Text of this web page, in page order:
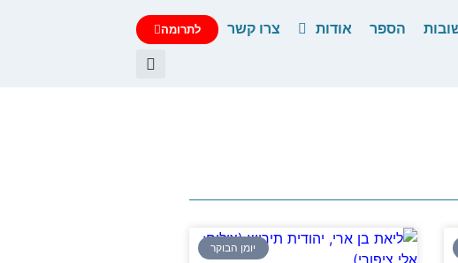
הספר אודות צרו קשר לתרומה
יומן הבוקר